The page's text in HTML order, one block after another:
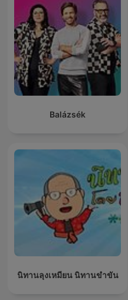
Balázsék
นิทานลุงเหมียน นิทานขำขัน